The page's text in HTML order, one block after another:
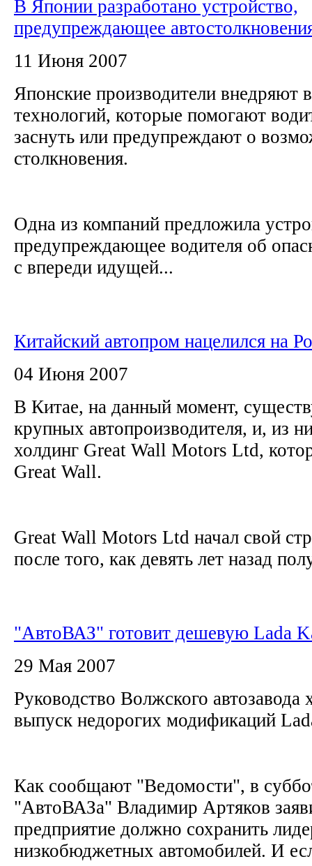
В Японии разработано устройство,
предупреждающее
11 Июня 2007
Японские производители внедряют
технологий, которые помогают
заснуть или предупреждают о
столкновения.
Одна из компаний предложила
предупреждающее водителя об
с впереди идущей...
Китайский автопром нацелился на
04 Июня 2007
В Китае, на данный момент,
крупных автопроизводителя, и, из
холдинг Great Wall Motors Ltd,
Great Wall.
Great Wall Motors Ltd начал свой
после того, как девять лет назад
"АвтоВАЗ" готовит дешевую Lada
29 Мая 2007
Руководство Волжского автозавода
выпуск недорогих модификаций
Как сообщают "Ведомости", в
"АвтоВАЗа" Владимир Артяков
предприятие должно сохранить
низкобюджетных автомобилей. И